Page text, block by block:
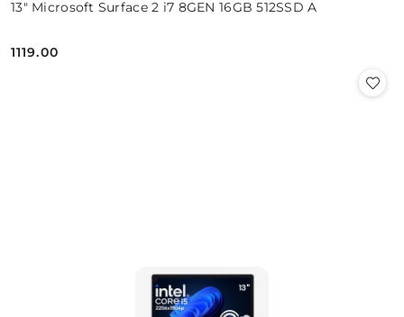
13" Microsoft Surface 2 i7 8GEN 16GB 512SSD A
Cena:
1119.00